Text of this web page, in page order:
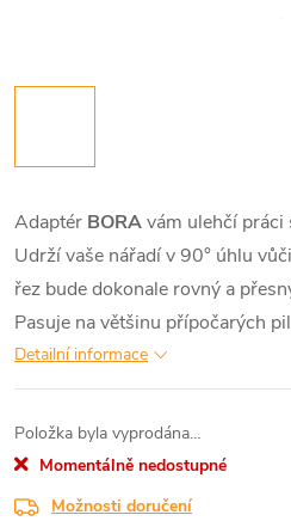
Adaptér BORAvám ulehčí
Udrží vaše nářadí v 90° úhlu
řez bude dokonale rovný a
Pasuje na většinu přípočarých
Detailní informace
Položka byla vyprodána…
Momentálně nedostupné
Možnosti doručení